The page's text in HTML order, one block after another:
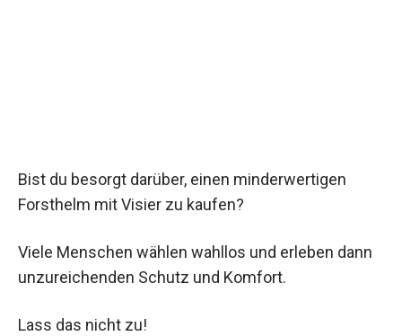
Bist du besorgt darüber, einen minderwertigen
Forsthelm mit Visier zu kaufen?
Viele Menschen wählen wahllos und erleben dann
unzureichenden Schutz und Komfort.
Lass das nicht zu!